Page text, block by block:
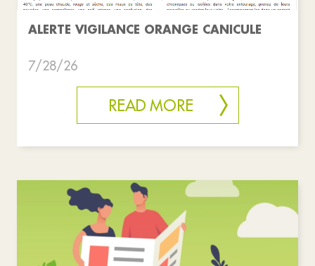
ALERTE VIGILANCE ORANGE CANICULE
7/28/26
READ MORE